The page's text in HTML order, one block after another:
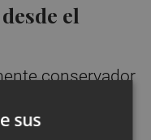
el
conservador
haber
sobre
sus